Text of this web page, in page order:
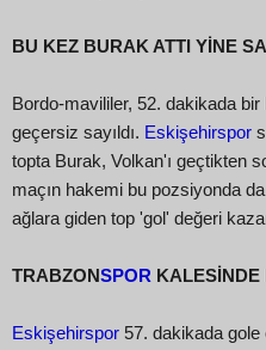
BU KEZ BURAK ATTI YİNE
Bordo-mavililer, 52. dakikada
geçersiz sayıldı. Eskişehirspor
topta Burak, Volkan'ı geçtikten
maçın hakemi bu pozsiyonda da
ağlara giden top 'gol' değeri
TRABZONSPOR KALESİNDE
Eskişehirspor 57. dakikada gole